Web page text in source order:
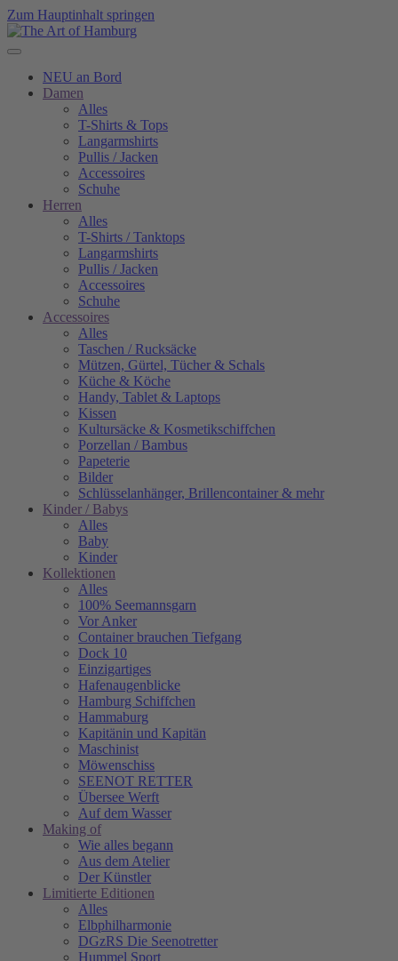
Zum Hauptinhalt springen
NEU an Bord
Damen
Alles
T-Shirts & Tops
Langarmshirts
Pullis / Jacken
Accessoires
Schuhe
Herren
Alles
T-Shirts / Tanktops
Langarmshirts
Pullis / Jacken
Accessoires
Schuhe
Accessoires
Alles
Taschen / Rucksäcke
Mützen, Gürtel, Tücher & Schals
Küche & Köche
Handy, Tablet & Laptops
Kissen
Kultursäcke & Kosmetikschiffchen
Porzellan / Bambus
Papeterie
Bilder
Schlüsselanhänger, Brillencontainer & mehr
Kinder / Babys
Alles
Baby
Kinder
Kollektionen
Alles
100% Seemannsgarn
Vor Anker
Container brauchen Tiefgang
Dock 10
Einzigartiges
Hafenaugen­blicke
Hamburg Schiffchen
Hammaburg
Kapitänin und Kapitän
Maschinist
Möwenschiss
SEENOT RETTER
Übersee Werft
Auf dem Wasser
Making of
Wie alles begann
Aus dem Atelier
Der Künstler
Limitierte Editionen
Alles
Elbphilharmonie
DGzRS Die Seenotretter
Hummel Sport